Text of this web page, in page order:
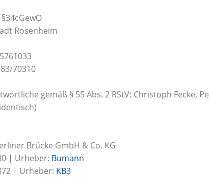
Rosenheim
70310
gemäß § 55 Abs. 2 RStV: Christoph Fecke,
Brücke GmbH & Co. KG
| Urheber: Bumann
| Urheber: KB3